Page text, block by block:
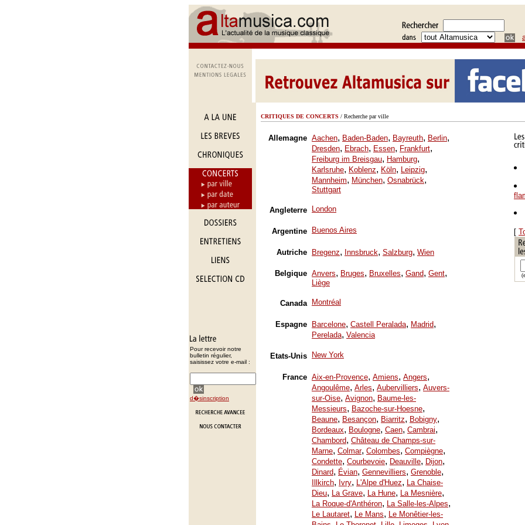
Pour recevoir notre
bulletin régulier,
saisissez votre e-mail :
d�sinscription
CRITIQUES DE CONCERTS / Recherche par ville
Allemagne Aachen, Baden-Baden, Bayreuth, Berlin,
Dresden, Ebrach, Essen, Frankfurt,
Freiburg im Breisgau, Hamburg,
Karlsruhe, Koblenz, Köln, Leipzig,
Mannheim, München, Osnabrück,
Stuttgart
Angleterre London
Argentine Buenos Aires
Autriche Bregenz, Innsbruck, Salzburg, Wien
Belgique Anvers, Bruges, Bruxelles, Gand, Gent,
Liège
Canada Montréal
Espagne Barcelone, Castell Peralada, Madrid,
Perelada, Valencia
Etats-Unis New York
France Aix-en-Provence, Amiens, Angers,
Angoulême, Arles, Aubervilliers, Auvers-
sur-Oise, Avignon, Baume-les-
Messieurs, Bazoche-sur-Hoesne,
Beaune, Besançon, Biarritz, Bobigny,
Bordeaux, Boulogne, Caen, Cambrai,
Chambord, Château de Champs-sur-
Marne, Colmar, Colombes, Compiègne,
Condette, Courbevoie, Deauville, Dijon,
Dinard, Évian, Gennevilliers, Grenoble,
Illkirch, Ivry, L'Alpe d'Huez, La Chaise-
Dieu, La Grave, La Hune, La Mesnière,
La Roque-d'Anthéron, La Salle-les-Alpes,
Le Lautaret, Le Mans, Le Monêtier-les-
[